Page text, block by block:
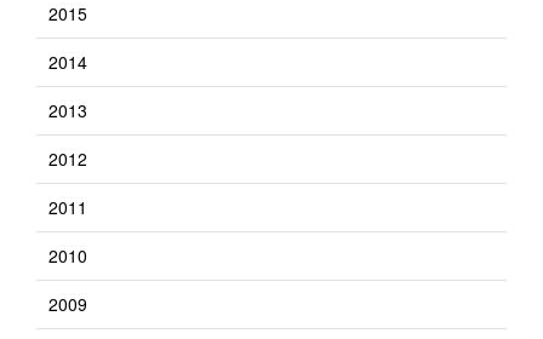
2015
2014
2013
2012
2011
2010
2009